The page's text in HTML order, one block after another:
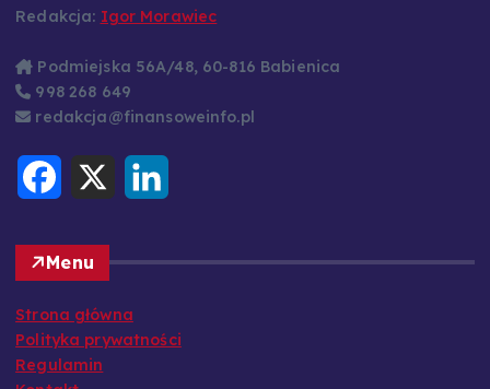
Redakcja: Igor Morawiec
Podmiejska 56A/48, 60-816 Babienica
998 268 649
redakcja@finansoweinfo.pl
o
o
k
X
I
Menu
Strona główna
Polityka prywatności
Regulamin